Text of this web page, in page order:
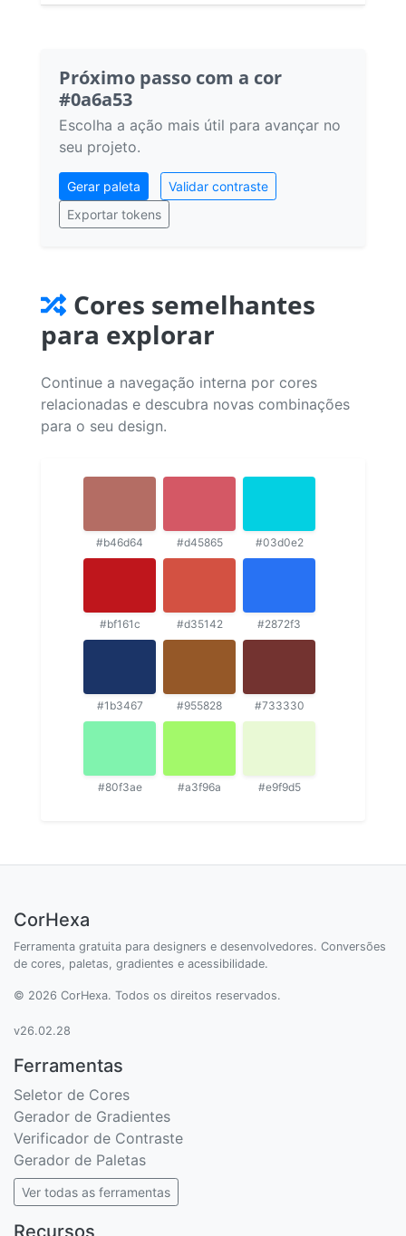
Próximo passo com a cor
#0a6a53
Escolha a ação mais útil para avançar no
seu projeto.
Gerar paleta
Validar contraste
Exportar tokens
Cores semelhantes
para explorar
Continue a navegação interna por cores
relacionadas e descubra novas combinações
para o seu design.
#b46d64 #d45865 #03d0e2
#bf161c #d35142 #2872f3
#1b3467 #955828 #733330
#80f3ae #a3f96a #e9f9d5
CorHexa
Ferramenta gratuita para designers e desenvolvedores. Conversões
de cores, paletas, gradientes e acessibilidade.
© 2026 CorHexa. Todos os direitos reservados.
v26.02.28
Ferramentas
Seletor de Cores
Gerador de Gradientes
Verificador de Contraste
Gerador de Paletas
Ver todas as ferramentas
Recursos